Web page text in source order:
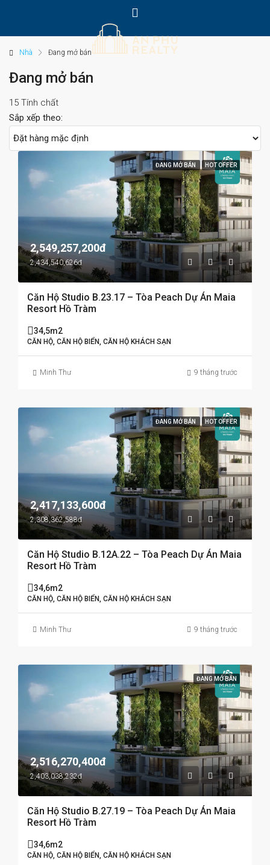
Nhà Đang mở bán
Đang mở bán
15 Tính chất
Sắp xếp theo:
ĐANG MỞ BÁN HOT OFFER
2,549,257,200đ
2,434,540,626đ
Căn Hộ Studio B.23.17 – Tòa Peach Dự Án Maia
Resort Hồ Tràm
34,5m2
CĂN HỘ, CĂN HỘ BIỂN, CĂN HỘ KHÁCH SẠN
Minh Thư 9 tháng trước
ĐANG MỞ BÁN HOT OFFER
2,417,133,600đ
2,308,362,588đ
Căn Hộ Studio B.12A.22 – Tòa Peach Dự Án Maia
Resort Hồ Tràm
34,6m2
CĂN HỘ, CĂN HỘ BIỂN, CĂN HỘ KHÁCH SẠN
Minh Thư 9 tháng trước
ĐANG MỞ BÁN
2,516,270,400đ
2,403,038,232đ
Căn Hộ Studio B.27.19 – Tòa Peach Dự Án Maia
Resort Hồ Tràm
34,6m2
CĂN HỘ, CĂN HỘ BIỂN, CĂN HỘ KHÁCH SẠN